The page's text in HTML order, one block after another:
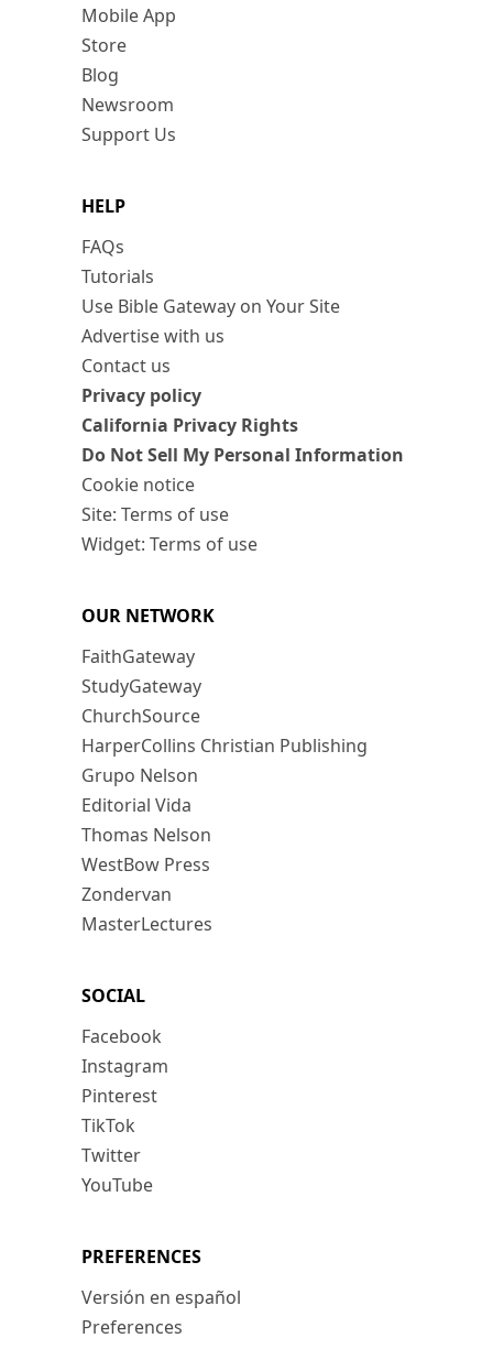
Mobile App
Store
Blog
Newsroom
Support Us
HELP
FAQs
Tutorials
Use Bible Gateway on Your Site
Advertise with us
Contact us
Privacy policy
California Privacy Rights
Do Not Sell My Personal Information
Cookie notice
Site: Terms of use
Widget: Terms of use
OUR NETWORK
FaithGateway
StudyGateway
ChurchSource
HarperCollins Christian Publishing
Grupo Nelson
Editorial Vida
Thomas Nelson
WestBow Press
Zondervan
MasterLectures
SOCIAL
Facebook
Instagram
Pinterest
TikTok
Twitter
YouTube
PREFERENCES
Versión en español
Preferences